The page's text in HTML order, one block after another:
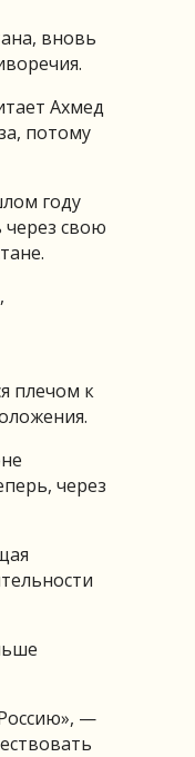
вновь
Ахмед
потому
году
свою
плечом к
через
—